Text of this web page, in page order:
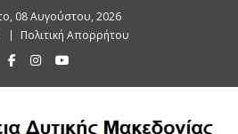
08 Αυγούστου, 2026
Πολιτική Απορρήτου